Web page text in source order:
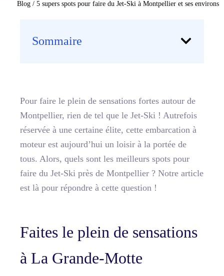
Blog / 5 supers spots pour faire du Jet-Ski à Montpellier et ses environs
Sommaire
Pour faire le plein de sensations fortes autour de
Montpellier, rien de tel que le Jet-Ski ! Autrefois
réservée à une certaine élite, cette embarcation à
moteur est aujourd’hui un loisir à la portée de
tous. Alors, quels sont les meilleurs spots pour
faire du Jet-Ski près de Montpellier ? Notre article
est là pour répondre à cette question !
Faites le plein de sensations
à La Grande-Motte